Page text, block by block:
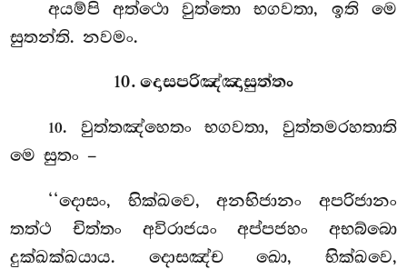
අයම්පි අත්ථො වුත්තො භගවතා, ඉති මෙ
සුතන්ති. නවමං.
10. දොසපරිඤ්ඤාසුත්තං
10. වුත්තඤ්හෙතංභගවතා, වුත්තමරහතාති
මෙ සුතං –
‘‘දොසං, භික්ඛවෙ, අනභිජානං අපරිජානං
තත්ථ චිත්තං අවිරාජයං අප්පජහං අභබ්බො
දුක්ඛක්ඛයාය. දොසඤ්ච ඛො, භික්ඛවෙ,